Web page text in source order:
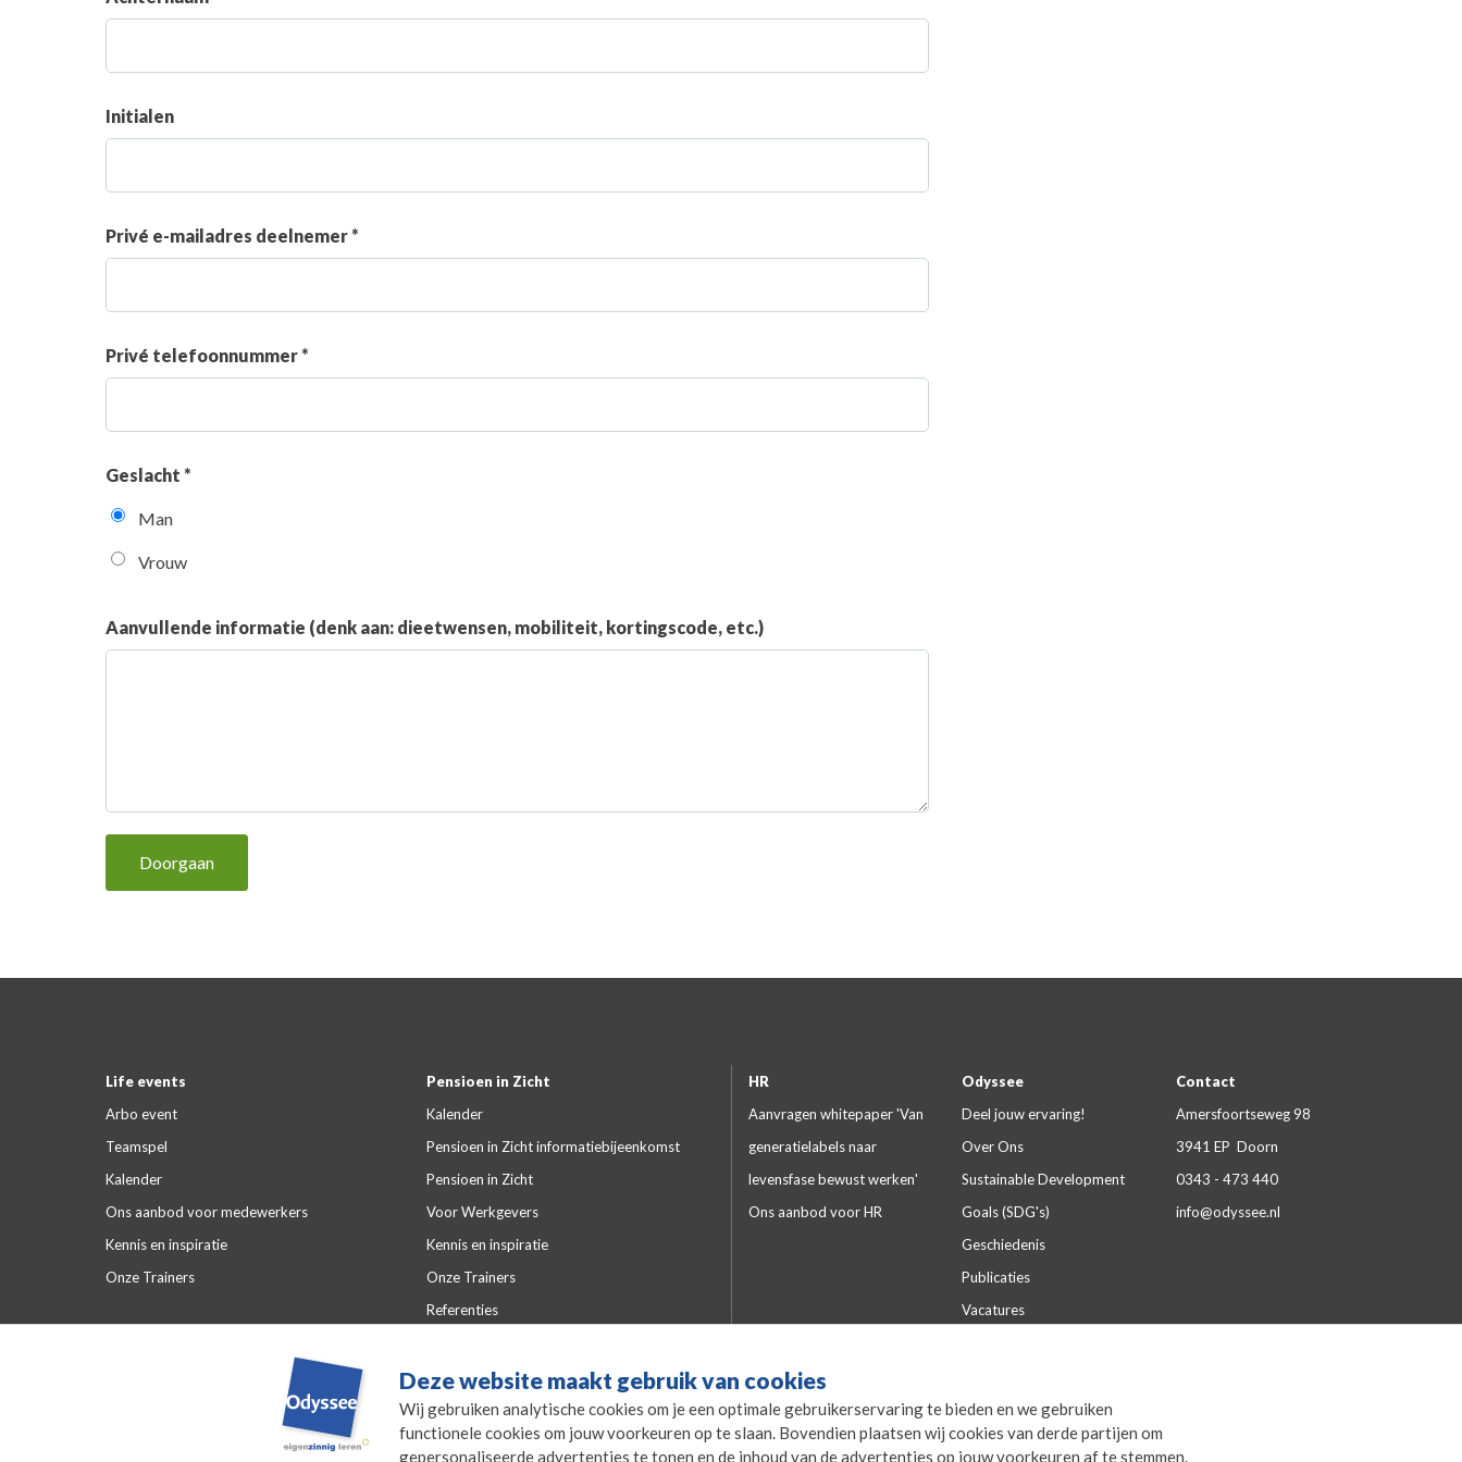
Deze website maakt gebruik van cookies
Wij gebruiken analytische cookies om je een optimale gebruikerservaring te bieden en we gebruiken
functionele cookies om jouw voorkeuren op te slaan. Bovendien plaatsen wij cookies van derde partijen om
gepersonaliseerde advertenties te tonen en de inhoud van de advertenties op jouw voorkeuren af te stemmen.
Initialen
Privé e-mailadres deelnemer *
Privé telefoonnummer *
Geslacht *
Man
Vrouw
Aanvullende informatie (denk aan: dieetwensen, mobiliteit, kortingscode, etc.)
Doorgaan
Life events
Arbo event
Teamspel
Kalender
Ons aanbod voor medewerkers
Kennis en inspiratie
Onze Trainers
Pensioen in Zicht
Kalender
Pensioen in Zicht informatiebijeenkomst
Pensioen in Zicht
Voor Werkgevers
Kennis en inspiratie
Onze Trainers
Referenties
HR
Aanvragen whitepaper 'Van
generatielabels naar
levensfase bewust werken'
Ons aanbod voor HR
Odyssee
Deel jouw ervaring!
Over Ons
Sustainable Development
Goals (SDG's)
Geschiedenis
Publicaties
Vacatures
Leveringsvoorwaarden
Privacy Statement
Contact
Amersfoortseweg 98
3941 EP Doorn
0343 - 473 440
info@odyssee.nl